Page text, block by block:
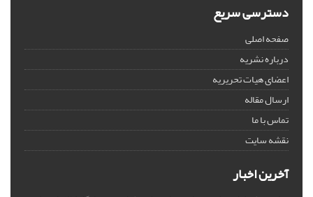
دسترسی سریع
صفحه اصلی
درباره نشریه
اعضای هیات تحریریه
ارسال مقاله
تماس با ما
نقشه سایت
آخرین اخبار